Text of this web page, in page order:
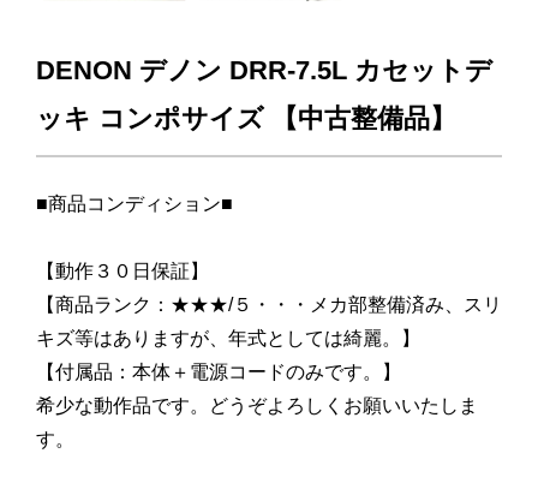
DENON デノン DRR-7.5L カセットデ
ッキ コンポサイズ 【中古整備品】
■商品コンディション■
【動作３０日保証】
【商品ランク：★★★/５・・・メカ部整備済み、スリ
キズ等はありますが、年式としては綺麗。】
【付属品：本体＋電源コードのみです。】
希少な動作品です。どうぞよろしくお願いいたしま
す。